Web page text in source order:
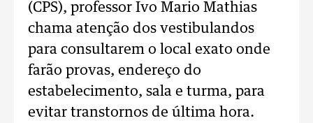
(CPS), professor Ivo Mario Mathias
chama atenção dos vestibulandos
para consultarem o local exato onde
farão provas, endereço do
estabelecimento, sala e turma, para
evitar transtornos de última hora.